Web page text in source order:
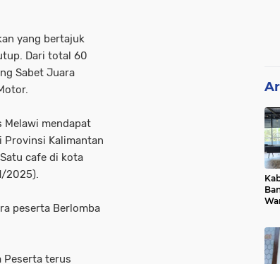
yang bertajuk
Dari total 60
Sabet Juara
Melawi mendapat
Provinsi Kalimantan
cafe di kota
2025).
peserta Berlomba
Peserta terus